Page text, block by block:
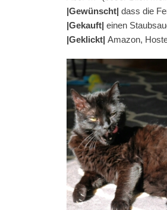
|Gewünscht| dass die
|Gekauft| einen
|Geklickt| Amazon,